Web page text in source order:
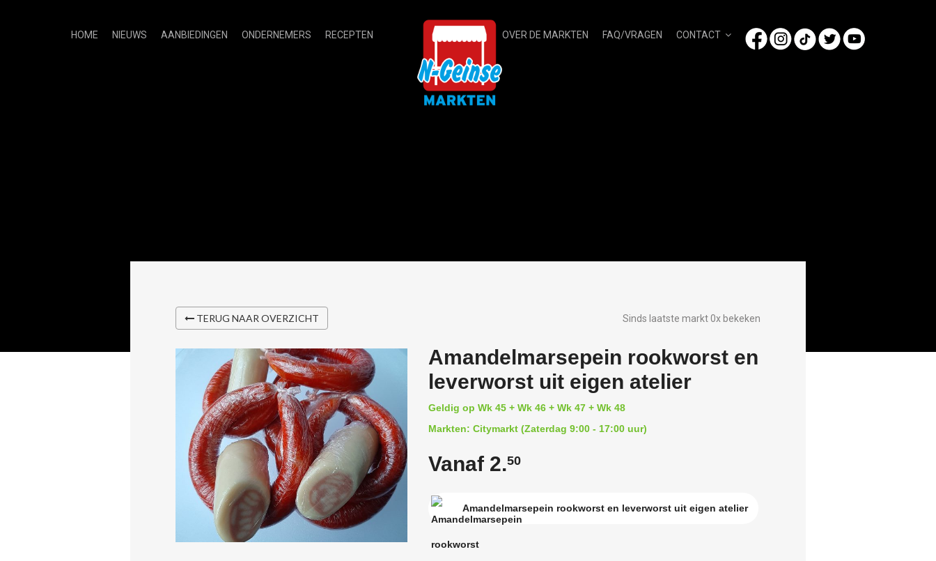
HOME NIEUWS AANBIEDINGEN ONDERNEMERS RECEPTEN OVER DE MARKTEN FAQ/VRAGEN CONTACT
TERUG NAAR OVERZICHT Sinds laatste markt 0x bekeken
Amandelmarsepein rookworst en
leverworst uit eigen atelier
Geldig op Wk 45 + Wk 46 + Wk 47 + Wk 48
Markten: Citymarkt (Zaterdag 9:00 - 17:00 uur)
Vanaf 2.50
Amandelmarsepein rookworst en leverworst uit eigen atelier